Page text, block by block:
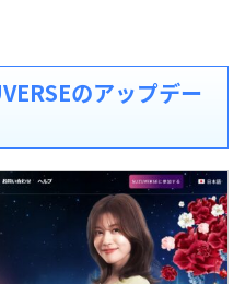
のアップデー